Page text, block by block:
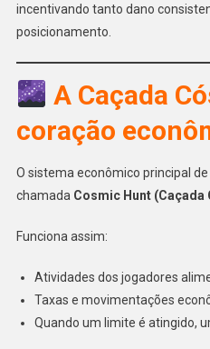
incentivando tanto dano
posicionamento.
A Caçada
coração
O sistema econômico principal
chamada Cosmic Hunt (Caçada
Funciona assim:
Atividades dos jogadores
Taxas e movimentações
Quando um limite é atingido,